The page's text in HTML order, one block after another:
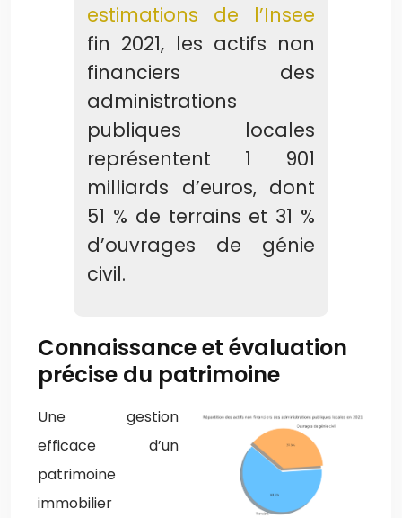
estimations de l’Insee
fin 2021, les actifs non
financiers des
administrations
publiques locales
représentent 1 901
milliards d’euros, dont
51 % de terrains et 31 %
d’ouvrages de génie
civil.
Connaissance et évaluation
précise du patrimoine
Une gestion
efficace d’un
patrimoine
immobilier